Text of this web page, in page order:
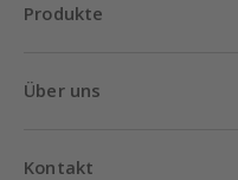
Produkte
Über uns
Kontakt